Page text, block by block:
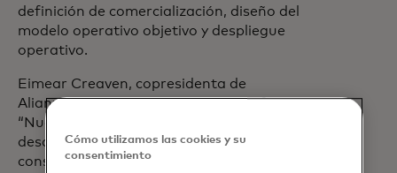
definición de comercialización, diseño del
modelo operativo objetivo y despliegue
operativo.
Eimear Creaven, copresidenta de
Alianzas Globales de Mastercard, afirmó:
“Nuestros clientes, sus prioridades y sus
desafíos dan forma a cómo diseñamos,
construimos y desarrollamos nuestras
Cómo utilizamos las cookies y su
consentimiento